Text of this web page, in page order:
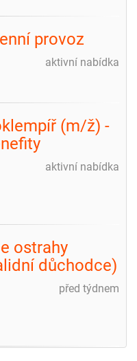
provoz
aktivní nabídka
(m/ž) -
aktivní nabídka
ostrahy
důchodce)
před týdnem